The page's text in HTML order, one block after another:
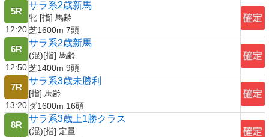
5R
12:20
サラ系2歳新馬
牝 [指] 馬齢
芝1600m 7頭
6R
12:50
サラ系2歳新馬
(混)[指] 馬齢
芝1400m 9頭
7R
13:20
サラ系3歳未勝利
[指] 馬齢
ダ1600m 16頭
8R
サラ系3歳上1勝クラス
(混)[指] 定量